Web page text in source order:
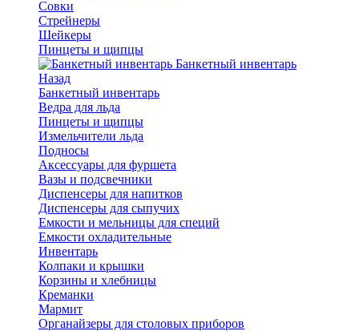
Совки
Стрейнеры
Шейкеры
Пинцеты и щипцы
Банкетный инвентарь
Назад
Банкетный инвентарь
Ведра для льда
Пинцеты и щипцы
Измельчители льда
Подносы
Аксессуары для фуршета
Вазы и подсвечники
Диспенсеры для напитков
Диспенсеры для сыпучих
Емкости и мельницы для специй
Емкости охладительные
Инвентарь
Колпаки и крышки
Корзины и хлебницы
Креманки
Мармит
Органайзеры для столовых приборов